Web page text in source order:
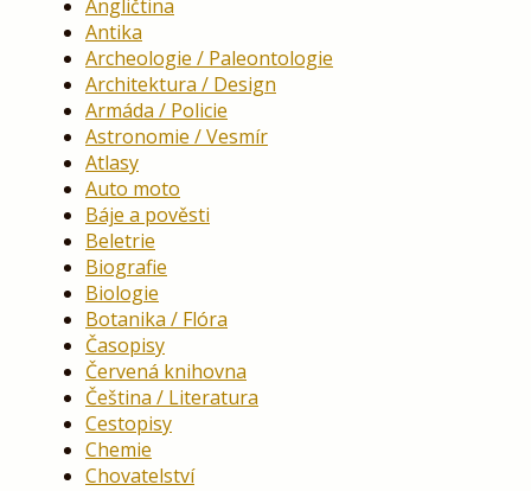
Angličtina
Antika
Archeologie / Paleontologie
Architektura / Design
Armáda / Policie
Astronomie / Vesmír
Atlasy
Auto moto
Báje a pověsti
Beletrie
Biografie
Biologie
Botanika / Flóra
Časopisy
Červená knihovna
Čeština / Literatura
Cestopisy
Chemie
Chovatelství